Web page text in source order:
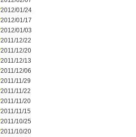
2012/01/24
2012/01/17
2012/01/03
2011/12/22
2011/12/20
2011/12/13
2011/12/06
2011/11/29
2011/11/22
2011/11/20
2011/11/15
2011/10/25
2011/10/20